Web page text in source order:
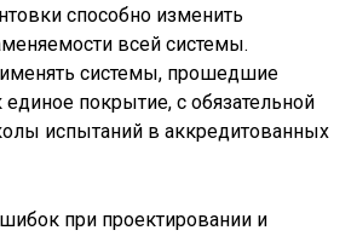
способно изменить
всей системы.
системы, прошедшие
покрытие, с обязательной
испытаний в аккредитованных
при проектировании и